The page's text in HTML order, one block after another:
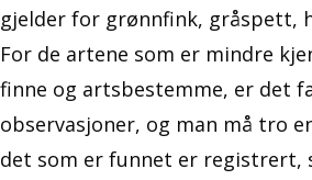
gjelder for grønnfink, gråspett,
For de artene som er mindre
finne og artsbestemme, er det
observasjoner, og man må tro
det som er funnet er registrert,